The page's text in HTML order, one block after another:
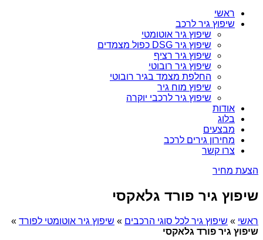
ראשי
שיפוץ גיר לרכב
שיפוץ גיר אוטומטי
שיפוץ גיר DSG כפול מצמדים
שיפוץ גיר רציף
שיפוץ גיר רובוטי
החלפת מצמד בגיר רובוטי
שיפוץ מוח גיר
שיפוץ גיר לרכבי יוקרה
אודות
בלוג
מבצעים
מחירון גירים לרכב
צרו קשר
הצעת מחיר
שיפוץ גיר פורד גלאקסי
ראשי » שיפוץ גיר לכל סוגי הרכבים » שיפוץ גיר אוטומטי לפורד »
שיפוץ גיר פורד גלאקסי